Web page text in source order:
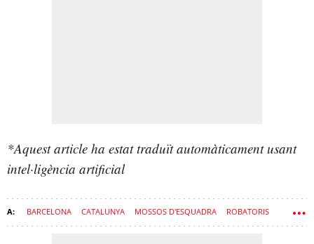
*Aquest article ha estat traduït automàticament usant
intel·ligència artificial
BARCELONA CATALUNYA MOSSOS D'ESQUADRA ROBATORIS